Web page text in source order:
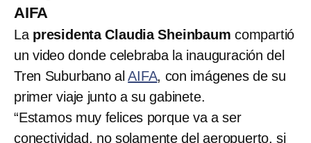
AIFA
La presidenta Claudia Sheinbaum compartió
un video donde celebraba la inauguración del
Tren Suburbano alAIFA, con imágenes de su
primer viaje junto a su gabinete.
“Estamos muy felices porque va a ser
conectividad, no solamente del aeropuerto, si